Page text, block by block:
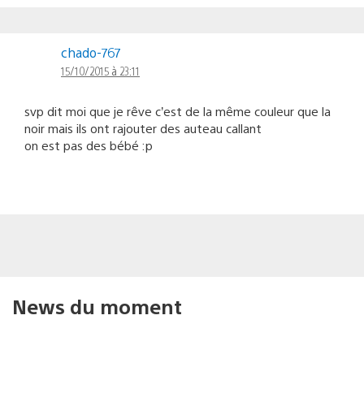
chado-767
15/10/2015 à 23:11
svp dit moi que je rêve c’est de la même couleur que la
noir mais ils ont rajouter des auteau callant
on est pas des bébé :p
News du moment